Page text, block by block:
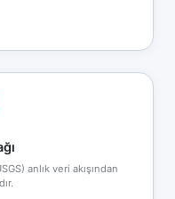
anlık veri akışından